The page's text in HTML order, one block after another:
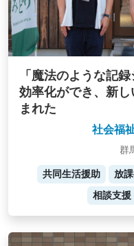
「魔法のような記
効率化ができ、新
まれた
社会福
群
共同生活援助 放
相談支援